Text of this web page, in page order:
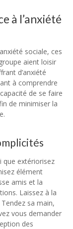
à l’anxiété
sociale, ces
aient loisir
d’anxiété
à comprendre
de se faire
de minimiser la
que extériorisez
élément
amis et la
Laissez à la
sa main,
vous demander
des